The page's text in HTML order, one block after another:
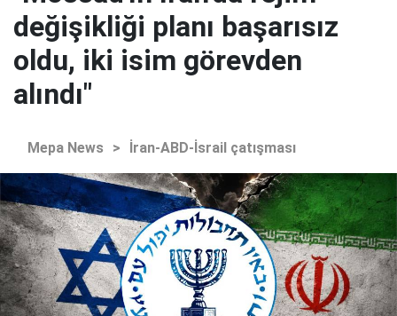
değişikliği planı başarısız
oldu, iki isim görevden
alındı"
Mepa News > İran-ABD-İsrail çatışması